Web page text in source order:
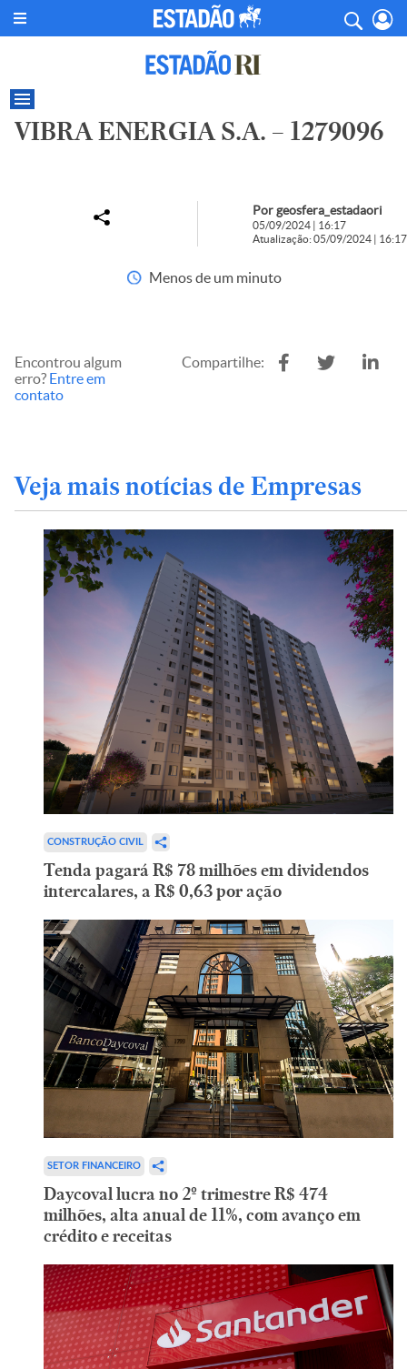
VIBRA ENERGIA S.A. – 1279096
Por geosfera_estadaori
05/09/2024 | 16:17
Atualização: 05/09/2024 | 16:17
Menos de um minuto
Encontrou algum
erro? Entre em
contato
Compartilhe:
Veja mais notícias de Empresas
CONSTRUÇÃO CIVIL
Tenda pagará R$ 78 milhões em dividendos
intercalares, a R$ 0,63 por ação
SETOR FINANCEIRO
Daycoval lucra no 2º trimestre R$ 474
milhões, alta anual de 11%, com avanço em
crédito e receitas